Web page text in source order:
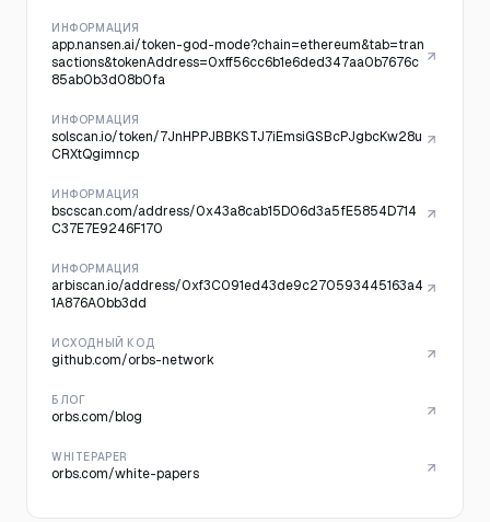
ИНФОРМАЦИЯ
app.nansen.ai/token-god-mode?chain=ethereum&tab=tran
sactions&tokenAddress=0xff56cc6b1e6ded347aa0b7676c
85ab0b3d08b0fa
ИНФОРМАЦИЯ
solscan.io/token/7JnHPPJBBKSTJ7iEmsiGSBcPJgbcKw28u
CRXtQgimncp
ИНФОРМАЦИЯ
bscscan.com/address/0x43a8cab15D06d3a5fE5854D714
C37E7E9246F170
ИНФОРМАЦИЯ
arbiscan.io/address/0xf3C091ed43de9c270593445163a4
1A876A0bb3dd
ИСХОДНЫЙ КОД
github.com/orbs-network
БЛОГ
orbs.com/blog
WHITEPAPER
orbs.com/white-papers